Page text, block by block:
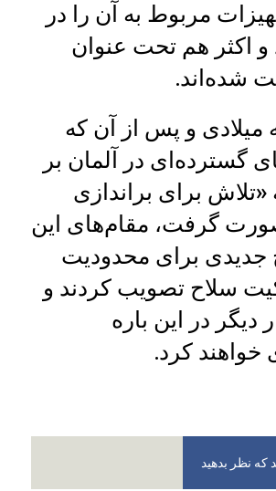
مربوط به آن را در
و اکثر هم تحت عنوان
شده‌اند.
و پس از آن که
گسترده‌ای در آلمان بر
برای براندازی
گرفت، مقام‌های این
جدیدی برای محدودیت
سلاح تصویب کردند و
دیگر در این باره
کرد.
که نظر بدهید